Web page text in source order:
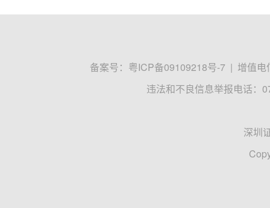
备案号： 粤ICP备09109218号-7 | 增值电
违法和不良信息举报电话：
深圳